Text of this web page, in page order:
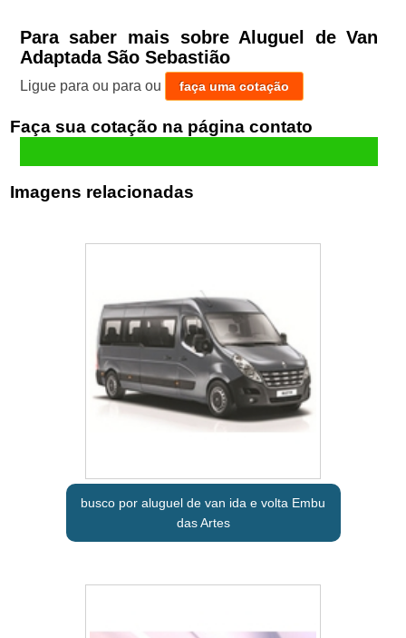
Para saber mais sobre Aluguel de Van
Adaptada São Sebastião
Ligue para ou para ou faça uma cotação
Faça sua cotação
Imagens relacionadas
busco por aluguel de van ida e volta Embu
das Artes